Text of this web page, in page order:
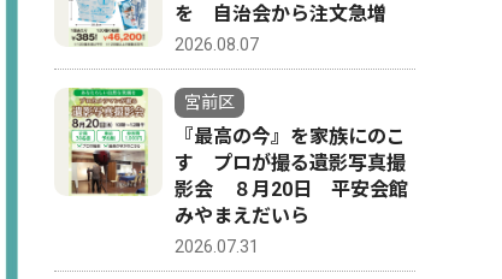
を 自治会から注文急増
2026.08.07
宮前区
『最高の今』を家族にのこ
す プロが撮る遺影写真撮
影会 ８月20日 平安会館
みやまえだいら
2026.07.31